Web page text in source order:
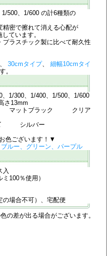
500、1/600 の計6種類の
精密で擦れて消える心配が
ています。
ラスチック製に比べて耐久性
、30cmタイプ、細幅10cmタイ
。
、1/400、1/500、1/600
さ13mm
トブラック クリア
バー
ます！▼
ブルー、グリーン、パープル
入
100％使用）
場合不可）、宅配便
の差が出る場合がございます。